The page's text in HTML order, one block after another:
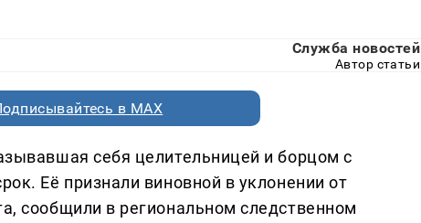
Служба новостей
Автор статьи
в MAX
себя целительницей и борцом с
Её признали виновной в уклонении от
сообщили в региональном следственном